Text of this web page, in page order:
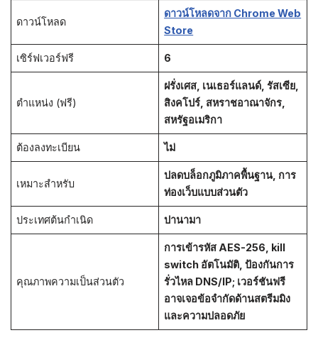
ดาวน์โหลด
ดาวน์โหลดจาก Chrome Web
Store
เซิร์ฟเวอร์ฟรี 6
ตำแหน่ง (ฟรี)
ฝรั่งเศส, เนเธอร์แลนด์, รัสเซีย,
สิงคโปร์, สหราชอาณาจักร,
สหรัฐอเมริกา
ต้องลงทะเบียน ไม่
เหมาะสำหรับ
ปลดบล็อกภูมิภาคพื้นฐาน, การ
ท่องเว็บแบบส่วนตัว
ประเทศต้นกำเนิด ปานามา
คุณภาพความเป็นส่วนตัว
การเข้ารหัส AES-256, kill
switch อัตโนมัติ, ป้องกันการ
รั่วไหล DNS/IP; เวอร์ชันฟรี
อาจเจอข้อจำกัดด้านสตรีมมิง
และความปลอดภัย